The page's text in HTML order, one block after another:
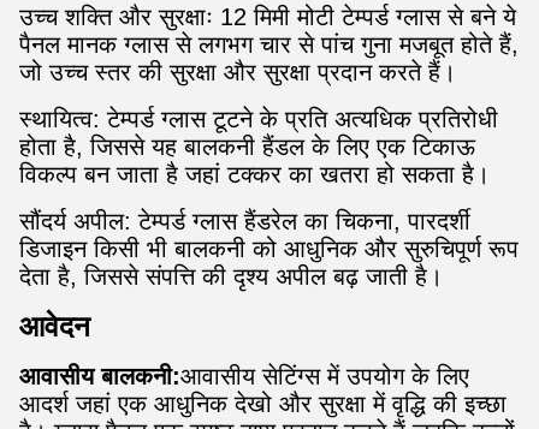
उच्च शक्ति और सुरक्षाः 12 मिमी मोटी टेम्पर्ड ग्लास से बने ये
पैनल मानक ग्लास से लगभग चार से पांच गुना मजबूत होते हैं,
जो उच्च स्तर की सुरक्षा और सुरक्षा प्रदान करते हैं।
स्थायित्व: टेम्पर्ड ग्लास टूटने के प्रति अत्यधिक प्रतिरोधी
होता है, जिससे यह बालकनी हैंडल के लिए एक टिकाऊ
विकल्प बन जाता है जहां टक्कर का खतरा हो सकता है।
सौंदर्य अपील: टेम्पर्ड ग्लास हैंडरेल का चिकना, पारदर्शी
डिजाइन किसी भी बालकनी को आधुनिक और सुरुचिपूर्ण रूप
देता है, जिससे संपत्ति की दृश्य अपील बढ़ जाती है।
आवेदन
आवासीय बालकनी:आवासीय सेटिंग्स में उपयोग के लिए
आदर्श जहां एक आधुनिक देखो और सुरक्षा में वृद्धि की इच्छा